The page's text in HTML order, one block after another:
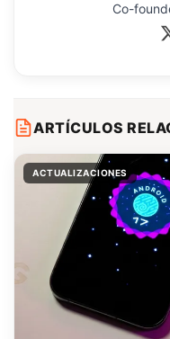
Co-
ARTÍCULOS
ACTUALIZACIONES